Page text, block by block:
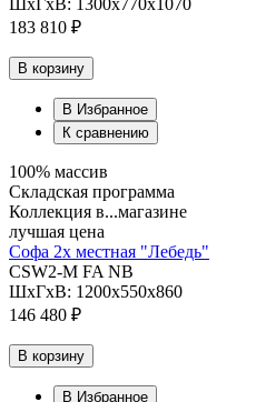
ШхГхВ: 1300х770х1070
183 810 ₽
В корзину
В Избранное
К сравнению
100% массив
Складская программа
Коллекция в...магазине
лучшая цена
Софа 2х местная "Лебедь"
CSW2-M FA NB
ШхГхВ: 1200х550х860
146 480 ₽
В корзину
В Избранное